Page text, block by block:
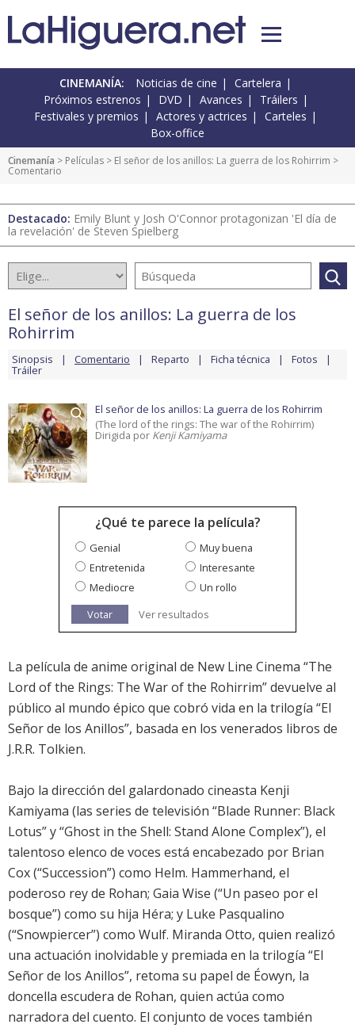
CINEMANÍA: Noticias de cine
Cartelera
Próximos estrenos
DVD Avances
Tráilers
Festivales y premios
Actores y actrices
Carteles
Box-office
Cinemanía > Películas > El señor de los anillos: La guerra de los Rohirrim >
Comentario
Destacado: Emily Blunt y Josh O'Connor protagonizan 'El día de
la revelación' de Steven Spielberg
El señor de los anillos: La guerra de los
Rohirrim
Sinopsis Comentario Reparto Ficha técnica Fotos
Tráiler
El señor de los anillos: La guerra de los Rohirrim
(The lord of the rings: The war of the Rohirrim)
Dirigida por Kenji Kamiyama
¿Qué te parece la película?
Genial
Muy buena
Entretenida
Interesante
Mediocre
Un rollo
Votar
Ver resultados
La película de anime original de New Line Cinema “The
Lord of the Rings: The War of the Rohirrim” devuelve al
público al mundo épico que cobró vida en la trilogía “El
Señor de los Anillos”, basada en los venerados libros de
J.R.R. Tolkien.
Bajo la dirección del galardonado cineasta Kenji
Kamiyama (las series de televisión “Blade Runner: Black
Lotus” y “Ghost in the Shell: Stand Alone Complex”), el
talentoso elenco de voces está encabezado por Brian
Cox (“Succession”) como Helm. Hammerhand, el
poderoso rey de Rohan; Gaia Wise (“Un paseo por el
bosque”) como su hija Héra; y Luke Pasqualino
(“Snowpiercer”) como Wulf. Miranda Otto, quien realizó
una actuación inolvidable y premiada en la trilogía “El
Señor de los Anillos”, retoma su papel de Éowyn, la
doncella escudera de Rohan, quien actúa como
narradora del cuento. El conjunto de voces también